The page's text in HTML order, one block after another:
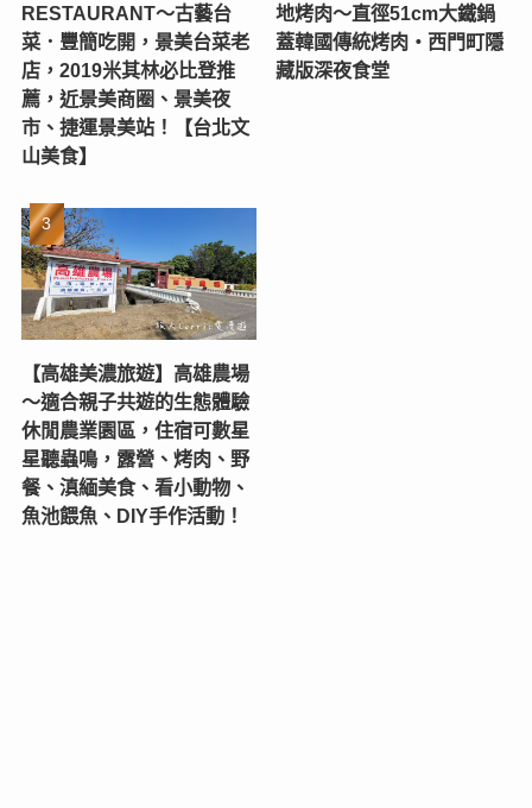
RESTAURANT〜古藝台
菜．豐簡吃開，景美台菜老
店，2019米其林必比登推
薦，近景美商圈、景美夜
市、捷運景美站！【台北文
山美食】
地烤肉～直徑51cm大鐵鍋
蓋韓國傳統烤肉‧西門町隱
藏版深夜食堂
【高雄美濃旅遊】高雄農場
〜適合親子共遊的生態體驗
休閒農業園區，住宿可數星
星聽蟲鳴，露營、烤肉、野
餐、滇緬美食、看小動物、
魚池餵魚、DIY手作活動！